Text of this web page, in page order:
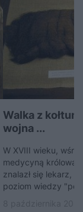
Walka z
wojna ...
W XVIII wieku,
medycyną
znalazł się lekarz,
poziom wiedzy